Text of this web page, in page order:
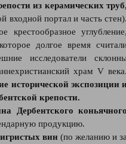
из керамических
входной портал и часть
крестообразное
долгое время
исследователи
храм V
исторической экспозиции
крепости.
Дербентского
продукцию.
вин (по желанию и